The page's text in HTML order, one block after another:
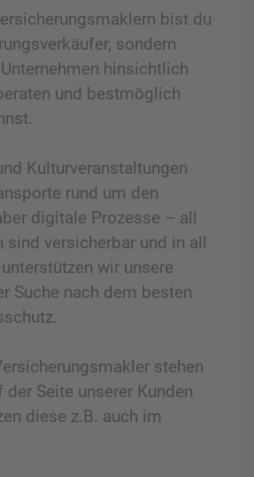
bist du
sondern
hinsichtlich
und bestmöglich
Kulturveranstaltungen
rund um den
digitale Prozesse – all
sind versicherbar und in all
wir unsere
Suche nach dem besten
stehen
Seite unserer Kunden
diese z.B. auch im